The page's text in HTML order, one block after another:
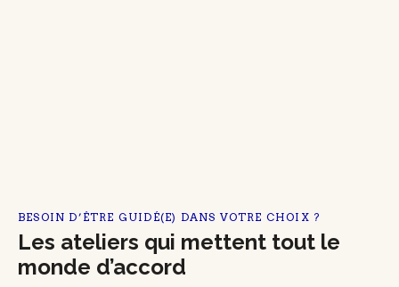
BESOIN D’ÊTRE GUIDÉ(E) DANS VOTRE CHOIX ?
Les ateliers qui mettent tout le
monde d’accord